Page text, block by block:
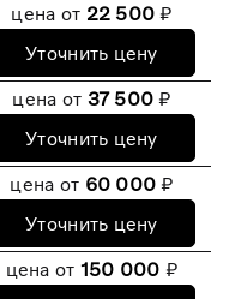
цена от 22 500 ₽
Уточнить цену
цена от 37 500 ₽
Уточнить цену
цена от 60 000 ₽
Уточнить цену
цена от 150 000 ₽